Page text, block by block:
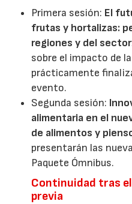
Primera sesión: El
frutas y hortalizas:
regiones y del sector
sobre el impacto de
prácticamente
evento.
Segunda sesión:
alimentaria en el
de alimentos y
presentarán las
Paquete Ómnibus.
Continuidad tras
previa